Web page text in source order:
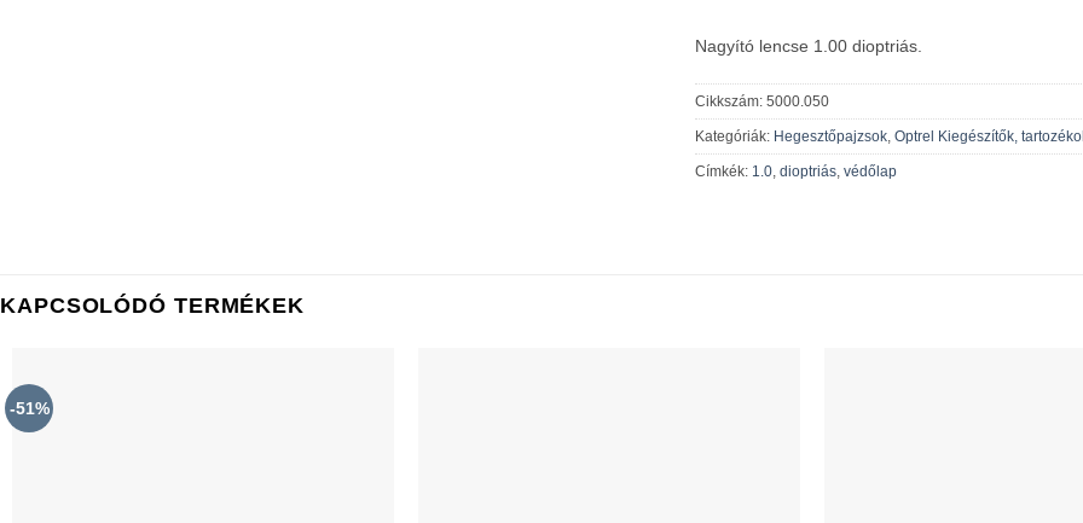
Nagyító lencse 1.00 dioptriás.
Cikkszám: 5000.050
Kategóriák: Hegesztőpajzsok Optrel Kiegészítők,
Címkék: 1.0 dioptriás védőlap
KAPCSOLÓDÓ TERMÉKEK
-51%